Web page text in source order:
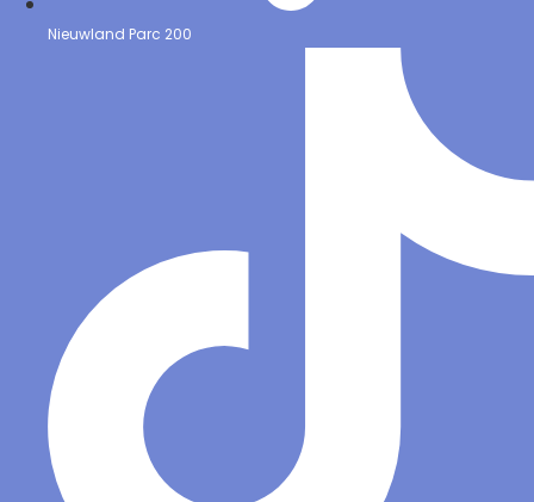
Nieuwland Parc 200